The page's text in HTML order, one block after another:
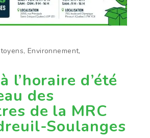
l’horaire d’été
des
de la MRC
Soulanges
, Environnement,